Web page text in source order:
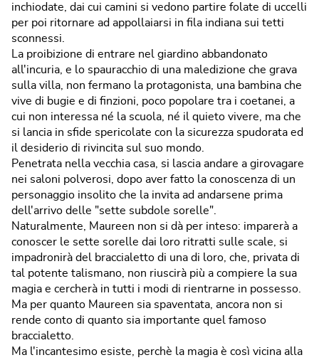
inchiodate, dai cui camini si vedono partire folate di uccelli
per poi ritornare ad appollaiarsi in fila indiana sui tetti
sconnessi.
La proibizione di entrare nel giardino abbandonato
all'incuria, e lo spauracchio di una maledizione che grava
sulla villa, non fermano la protagonista, una bambina che
vive di bugie e di finzioni, poco popolare tra i coetanei, a
cui non interessa né la scuola, né il quieto vivere, ma che
si lancia in sfide spericolate con la sicurezza spudorata ed
il desiderio di rivincita sul suo mondo.
Penetrata nella vecchia casa, si lascia andare a girovagare
nei saloni polverosi, dopo aver fatto la conoscenza di un
personaggio insolito che la invita ad andarsene prima
dell'arrivo delle "sette subdole sorelle".
Naturalmente, Maureen non si dà per inteso: imparerà a
conoscer le sette sorelle dai loro ritratti sulle scale, si
impadronirà del braccialetto di una di loro, che, privata di
tal potente talismano, non riuscirà più a compiere la sua
magia e cercherà in tutti i modi di rientrarne in possesso.
Ma per quanto Maureen sia spaventata, ancora non si
rende conto di quanto sia importante quel famoso
braccialetto.
Ma l'incantesimo esiste, perchè la magia è così vicina alla